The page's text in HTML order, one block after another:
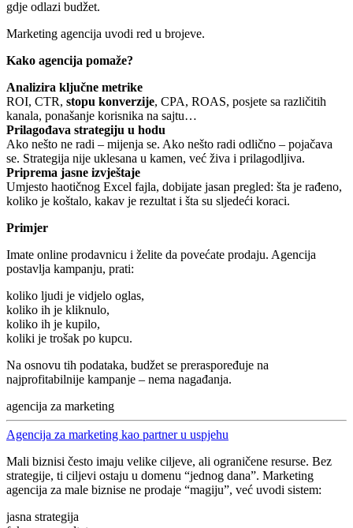
gdje odlazi budžet.
Marketing agencija uvodi red u brojeve.
Kako agencija pomaže?
Analizira ključne metrike
ROI, CTR, stopu konverzije, CPA, ROAS, posjete sa različitih
kanala, ponašanje korisnika na sajtu…
Prilagođava strategiju u hodu
Ako nešto ne radi – mijenja se. Ako nešto radi odlično – pojačava
se. Strategija nije uklesana u kamen, već živa i prilagodljiva.
Priprema jasne izvještaje
Umjesto haotičnog Excel fajla, dobijate jasan pregled: šta je rađeno,
koliko je koštalo, kakav je rezultat i šta su sljedeći koraci.
Primjer
Imate online prodavnicu i želite da povećate prodaju. Agencija
postavlja kampanju, prati:
koliko ljudi je vidjelo oglas,
koliko ih je kliknulo,
koliko ih je kupilo,
koliki je trošak po kupcu.
Na osnovu tih podataka, budžet se preraspoređuje na
najprofitabilnije kampanje – nema nagađanja.
agencija za marketing
Agencija za marketing kao partner u uspjehu
Mali biznisi često imaju velike ciljeve, ali ograničene resurse. Bez
strategije, ti ciljevi ostaju u domenu “jednog dana”. Marketing
agencija za male biznise ne prodaje “magiju”, već uvodi sistem:
jasna strategija